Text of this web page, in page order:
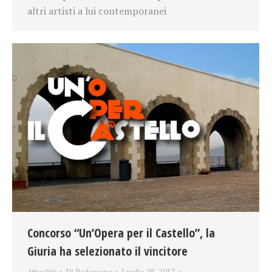
altri artisti a lui contemporanei
Concorso “Un’Opera per il Castello”, la
Giuria ha selezionato il vincitore